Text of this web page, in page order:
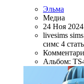
Эльма
Медиа
24 Ноя 2024
livesims
симс 4
Альбом: